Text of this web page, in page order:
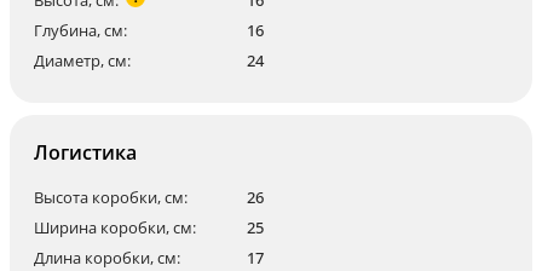
Глубина, см:
16
Диаметр, см:
24
Логистика
Высота коробки, см:
26
Ширина коробки, см:
25
Длина коробки, см:
17